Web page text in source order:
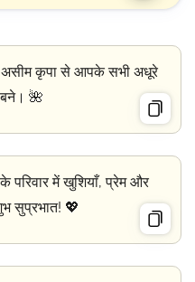
असीम कृपा से आपके सभी अधूरे
🌺
में खुशियाँ, प्रेम और
सुप्रभात! 💖